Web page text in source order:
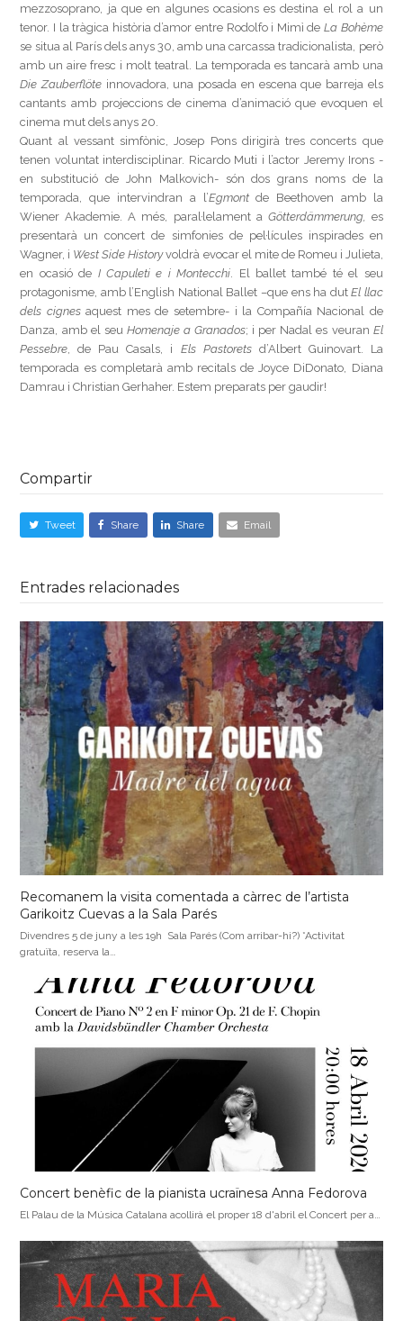
mezzosoprano, ja que en algunes ocasions es destina el rol a un
tenor. I la tràgica història d’amor entre Rodolfo i Mimì deLa Bohème
se situa al París dels anys 30, amb una carcassa tradicionalista, però
amb un aire fresc i molt teatral. La temporada es tancarà amb una
Die Zauberflöte innovadora, una posada en escena que barreja els
cantants amb projeccions de cinema d’animació que evoquen el
cinema mut dels anys 20.
Quant al vessant simfònic, Josep Pons dirigirà tres concerts que
tenen voluntat interdisciplinar. Ricardo Muti i l’actor Jeremy Irons -
en substitució de John Malkovich- són dos grans noms de la
temporada, que intervindran a l’Egmontde Beethoven amb la
Wiener Akademie. A més, paral·lelament a Götterdämmerung, es
presentarà un concert de simfonies de pel·lícules inspirades en
Wagner, i West Side Historyvoldrà evocar el mite de Romeu i Julieta,
en ocasió de I Capuleti e i Montecchi . El ballet també té el seu
protagonisme, amb l’English National Ballet –que ens ha dutEl llac
dels cignesaquest mes de setembre- i la Compañía Nacional de
Danza, amb el seu Homenaje a Granados; i per Nadal es veuran El
Pessebre , de Pau Casals, i Els Pastoretsd’Albert Guinovart. La
temporada es completarà amb recitals de Joyce DiDonato, Diana
Damrau i Christian Gerhaher. Estem preparats per gaudir!
Compartir
Tweet Share Share Email
Entrades relacionades
Recomanem la visita comentada a càrrec de l’artista
Garikoitz Cuevas a la Sala Parés
Divendres 5 de juny a les 19h Sala Parés (Com arribar-hi?) *Activitat
gratuïta, reserva la…
Concert benèfic de la pianista ucraïnesa Anna Fedorova
El Palau de la Música Catalana acollirà el proper 18 d'abril el Concert per a…